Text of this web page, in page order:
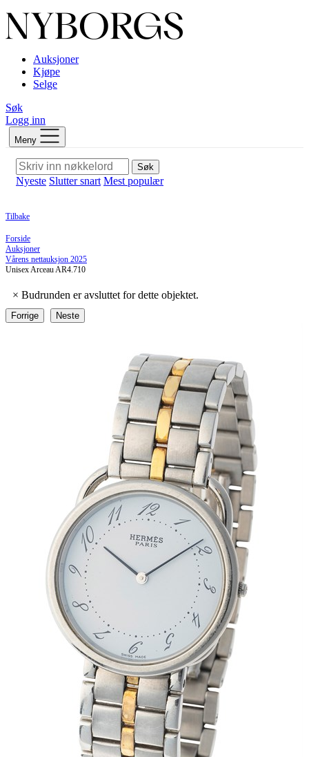
Auksjoner
Kjøpe
Selge
Søk
Logg inn
Meny
Søk
Nyeste Slutter snart Mest populær
Tilbake
Forside
Auksjoner
Vårens nettauksjon 2025
Unisex Arceau AR4.710
× Budrunden er avsluttet for dette objektet.
Forrige Neste